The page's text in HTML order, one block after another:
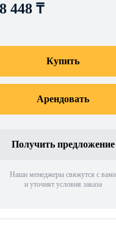
448 ₸
Купить
Арендовать
Получить предложение
Наши менеджеры свяжутся с вами
и уточнят условия заказа